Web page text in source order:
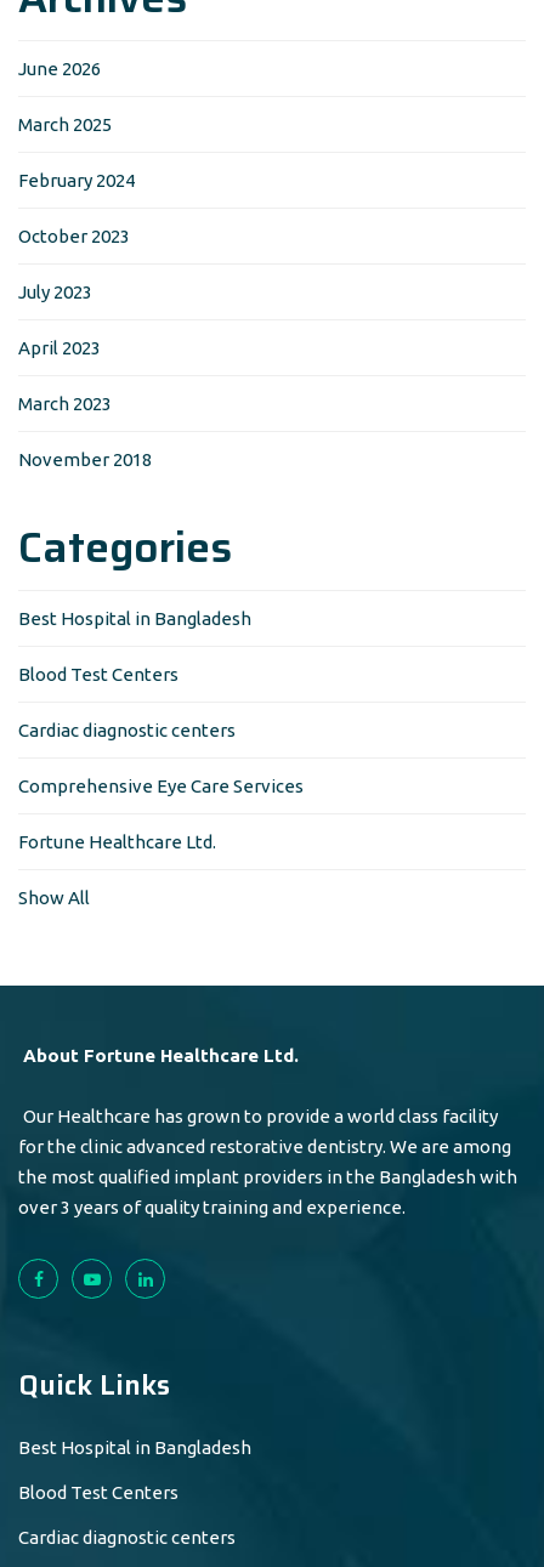
June 2026
March 2025
February 2024
October 2023
July 2023
April 2023
March 2023
November 2018
Categories
Best Hospital in Bangladesh
Blood Test Centers
Cardiac diagnostic centers
Comprehensive Eye Care Services
Fortune Healthcare Ltd.
Show All
About Fortune Healthcare Ltd.
Our Healthcare has grown to provide a world class facility
for the clinic advanced restorative dentistry. We are among
the most qualified implant providers in the Bangladesh with
over 3 years of quality training and experience.
Quick Links
Best Hospital in Bangladesh
Blood Test Centers
Cardiac diagnostic centers